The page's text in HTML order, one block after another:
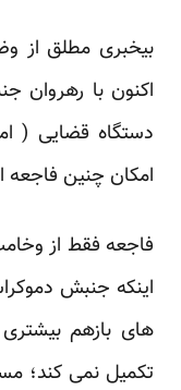
بیخبری مطلق از
اکنون با رهروان
دستگاه قضایی (
امکان چنین فاجعه
فاجعه فقط از
اینکه جنبش
های بازهم
تکمیل نمی کند؛